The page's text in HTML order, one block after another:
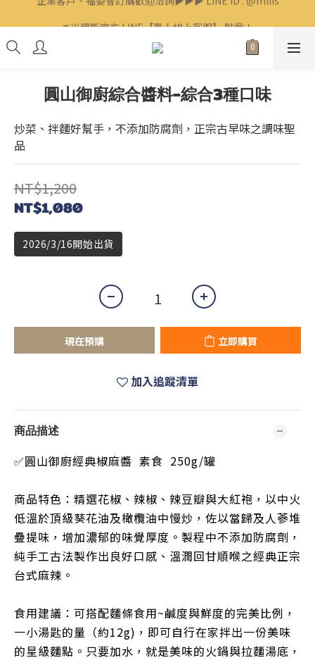
🛎米爾斯官方 LINE【專人線上客服】 點我！
圓山御廚綜合醬料-綜合3種口味
炒菜、拌麵好幫手，不添加防腐劑，正宗古早味之調味聖
品
NT$1,200
NT$1,080
2026/3/16開始出貨
現在預購 立即購買
加入追蹤清單
商品描述
✅圓山御廚經典椒麻醬 素食 250g/罐
商品特色：精選花椒、辣椒、辣豆瓣與大紅袍，以中火
低溫於頂級葵花油及橄欖油中慢炒，佐以當歸及人蔘堆
疊提味，增加濃郁的味覺厚度。製程中不添加防腐劑，
純手工古法製作出良好口感、溫潤回甘順喉之經典正宗
台式麻辣。
食用建議：可搭配麵條食用~鹹度與鮮度的完美比例，
一小湯匙的量（約12g)，即可自行在家拌出一份美味
的星級麵點。只要加水，就是美味的火鍋與拉麵湯底，